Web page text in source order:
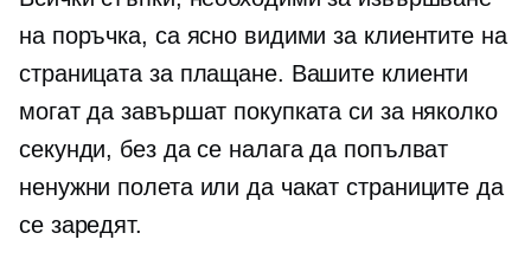
на поръчка, са ясно видими за клиентите на
страницата за плащане. Вашите клиенти
могат да завършат покупката си за няколко
секунди, без да се налага да попълват
ненужни полета или да чакат страниците да
се заредят.